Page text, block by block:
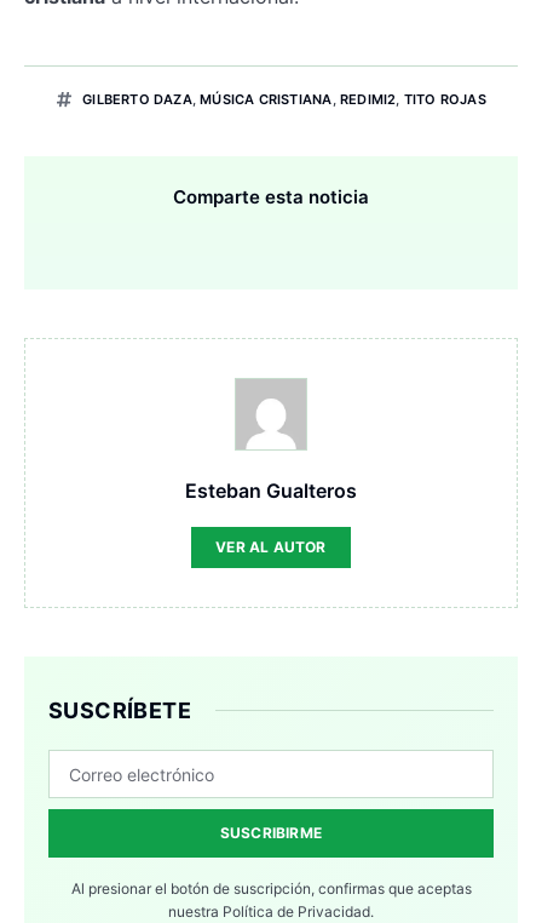
GILBERTO DAZA,MÚSICA CRISTIANA, REDIMI2, TITO ROJAS
Comparte esta noticia
Esteban Gualteros
VER AL AUTOR
SUSCRÍBETE
SUSCRIBIRME
Al presionar el botón de suscripción, confirmas que aceptas
nuestra Política de Privacidad.